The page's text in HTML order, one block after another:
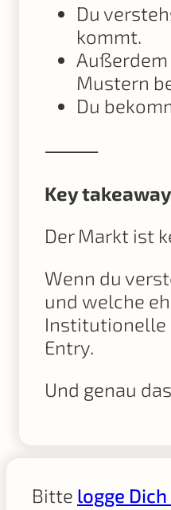
Du
kommt.
Mustern
Du
⸻
Key
Der Markt ist
Wenn du
und welche
Institutionelle
Entry.
Und genau
Bitte logge Dich